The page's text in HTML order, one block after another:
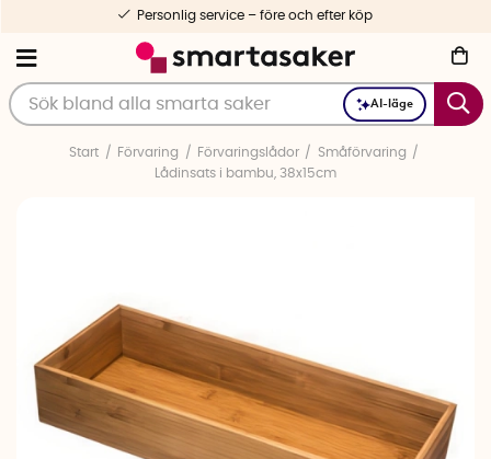
AI-läge
Personlig service – före och efter köp
Start Förvaring Förvaringslådor
Småförvaring
Lådinsats i bambu, 38x15cm